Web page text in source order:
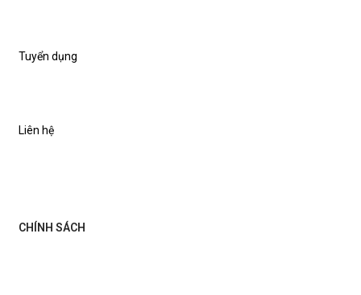
Tuyển dụng
Liên hệ
CHÍNH SÁCH